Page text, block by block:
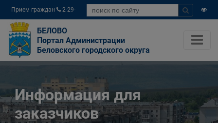
Прием граждан
2-29-
04
БЕЛОВО
Портал Администрации
Беловского городского округа
Информация для
заказчиков